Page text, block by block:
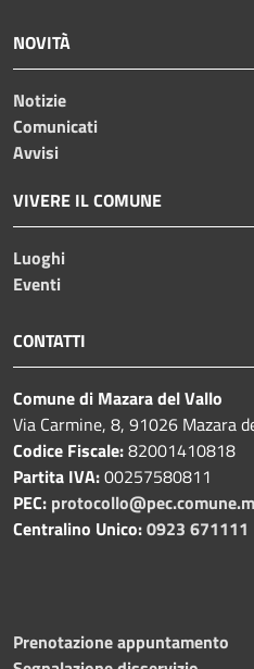
NOVITÀ
Notizie
Comunicati
Avvisi
VIVERE IL COMUNE
Luoghi
Eventi
CONTATTI
Comune di Mazara del Vallo
Via Carmine, 8, 91026 Mazara
Codice Fiscale:82001410818
Partita IVA:00257580811
PEC:
Centralino Unico:0923 671111
Prenotazione appuntamento